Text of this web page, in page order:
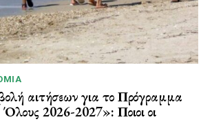
αιτήσεων για το Πρόγραμμα
Όλους 2026-2027»: Ποιοι οι